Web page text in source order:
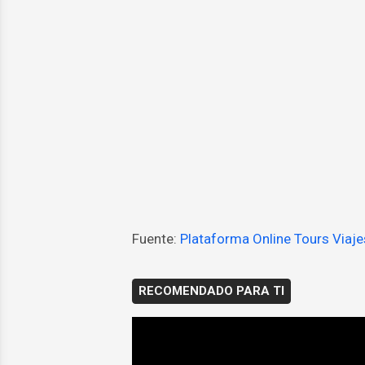
Fuente: Plataforma Online Tours
RECOMENDADO PARA TI